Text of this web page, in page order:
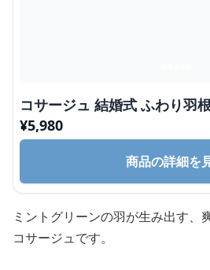
コサージュ 結婚式 ふわり羽
¥5,980
商品の詳細を
ミントグリーンの羽が生み出す、
コサージュです。